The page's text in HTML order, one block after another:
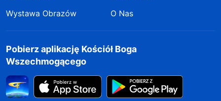
Wystawa Obrazów
O Nas
Pobierz aplikację Kościół Boga
Wszechmogącego